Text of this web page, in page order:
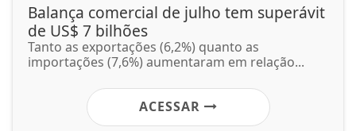
Balança comercial de julho tem superávit
de US$ 7 bilhões
Tanto as exportações (6,2%) quanto as
importações (7,6%) aumentaram em relação...
ACESSAR